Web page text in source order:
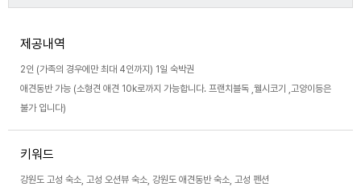
제공내역
2인 (가족의 경우에만 최대 4인까지) 1일 숙박권
애견동반 가능 (소형견 애견 10k로까지 가능합니다. 프랜치블독 ,웰시코기 ,고양이등은
불가 입니다)
키워드
강원도 고성 숙소, 고성 오션뷰 숙소, 강원도 애견동반 숙소, 고성 펜션